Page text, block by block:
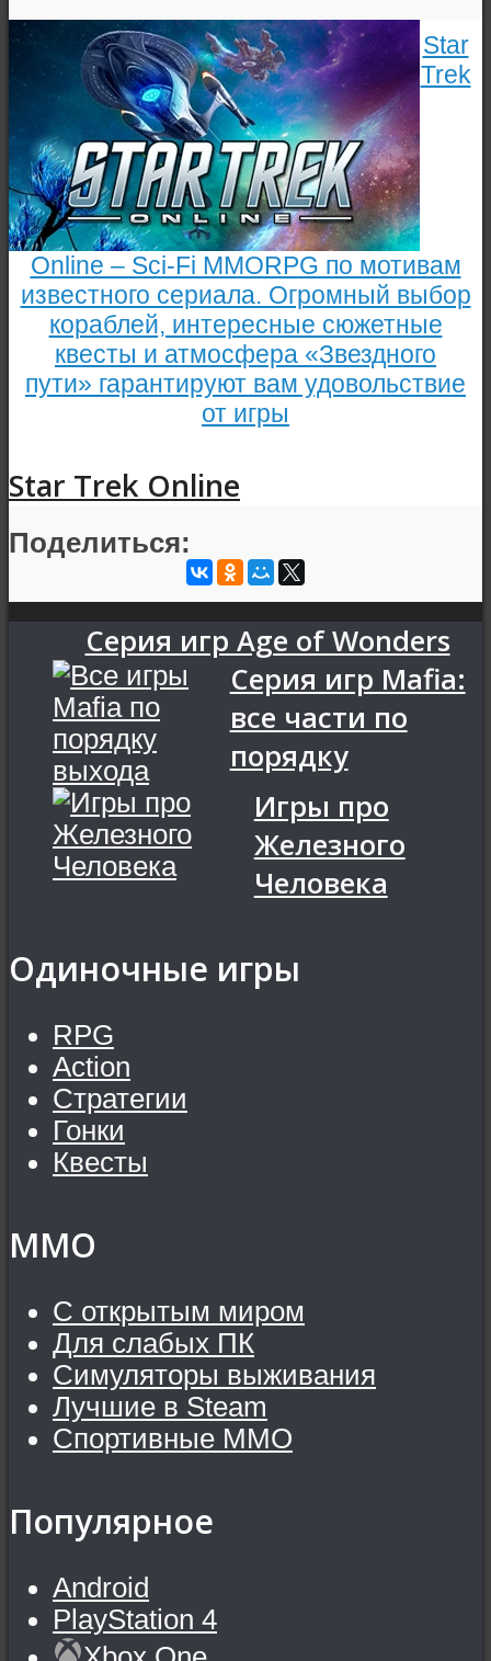
Star
Trek
Online – Sci-Fi MMORPG по мотивам
известного сериала. Огромный выбор
кораблей, интересные сюжетные
квесты и атмосфера «Звездного
пути» гарантируют вам удовольствие
от игры
Star Trek Online
Поделиться:
Серия игр Age of Wonders
Серия игр Mafia:
все части по
порядку
Игры про
Железного
Человека
Одиночные игры
RPG
Action
Стратегии
Гонки
Квесты
MMO
С открытым миром
Для слабых ПК
Симуляторы выживания
Лучшие в Steam
Спортивные MMO
Популярное
Android
PlayStation 4